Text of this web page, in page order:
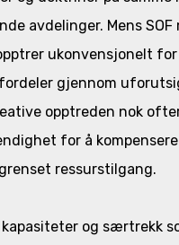
avdelinger. Mens SOF
ukonvensjonelt for
gjennom
opptreden nok
for å
ressurstilgang.
og særtrekk